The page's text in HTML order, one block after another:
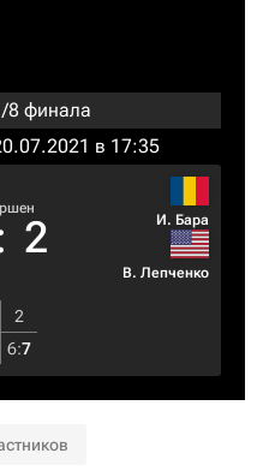
8 финала
в 17:35
2 И. Бара
В. Лепченко
2
6:7